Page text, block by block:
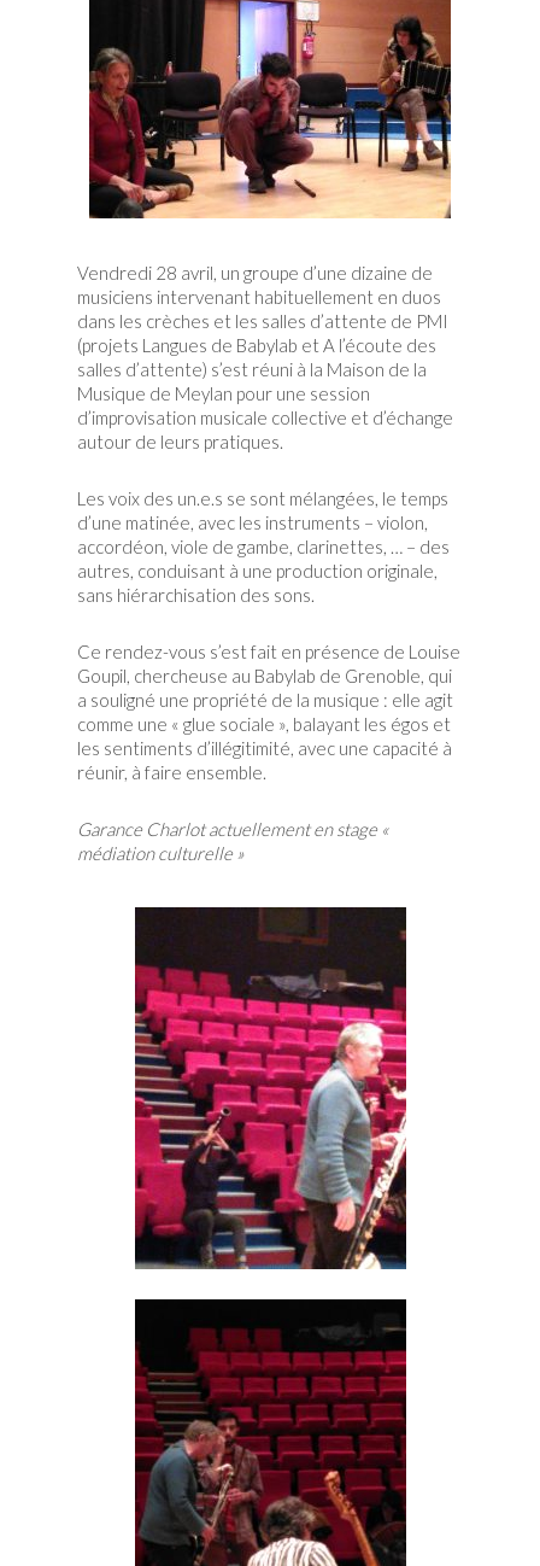
Vendredi 28 avril, un groupe d’une dizaine de
musiciens intervenant habituellement en duos
dans les crèches et les salles d’attente de PMI
(projets Langues de Babylab et A l’écoute des
salles d’attente) s’est réuni à la Maison de la
Musique de Meylan pour une session
d’improvisation musicale collective et d’échange
autour de leurs pratiques.
Les voix des un.e.s se sont mélangées, le temps
d’une matinée, avec les instruments – violon,
accordéon, viole de gambe, clarinettes, … – des
autres, conduisant à une production originale,
sans hiérarchisation des sons.
Ce rendez-vous s’est fait en présence de Louise
Goupil, chercheuse au Babylab de Grenoble, qui
a souligné une propriété de la musique : elle agit
comme une « glue sociale », balayant les égos et
les sentiments d’illégitimité, avec une capacité à
réunir, à faire ensemble.
Garance Charlot actuellement en stage «
médiation culturelle »